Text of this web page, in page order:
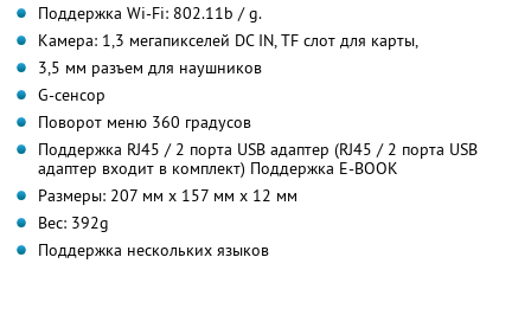
Поддержка Wi-Fi: 802.11b / g.
Камера: 1,3 мегапикселей DC IN, TF слот для карты,
3,5 мм разъем для наушников
G-сенсор
Поворот меню 360 градусов
Поддержка RJ45 / 2 порта USB адаптер (RJ45 / 2 порта USB
адаптер входит в комплект) Поддержка E-BOOK
Размеры: 207 мм х 157 мм х 12 мм
Вес: 392g
Поддержка нескольких языков